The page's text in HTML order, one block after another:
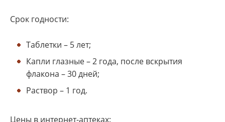
Срок годности:
Таблетки – 5 лет;
Капли глазные – 2 года, после вскрытия
флакона – 30 дней;
Раствор – 1 год.
Цены в интернет-аптеках: